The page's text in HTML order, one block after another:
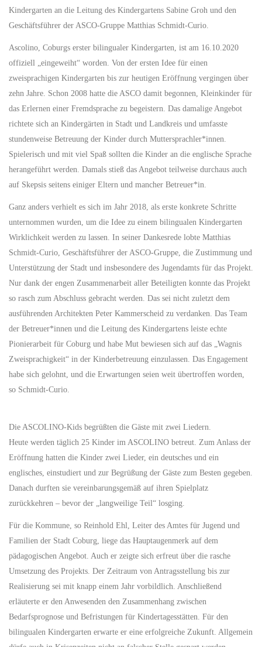
Kindergarten an die Leitung des Kindergartens Sabine Groh und den
Geschäftsführer der ASCO-Gruppe Matthias Schmidt-Curio.
Ascolino, Coburgs erster bilingualer Kindergarten, ist am 16.10.2020
offiziell „eingeweiht“ worden. Von der ersten Idee für einen
zweisprachigen Kindergarten bis zur heutigen Eröffnung vergingen über
zehn Jahre. Schon 2008 hatte die ASCO damit begonnen, Kleinkinder für
das Erlernen einer Fremdsprache zu begeistern. Das damalige Angebot
richtete sich an Kindergärten in Stadt und Landkreis und umfasste
stundenweise Betreuung der Kinder durch Muttersprachler*innen.
Spielerisch und mit viel Spaß sollten die Kinder an die englische Sprache
herangeführt werden. Damals stieß das Angebot teilweise durchaus auch
auf Skepsis seitens einiger Eltern und mancher Betreuer*in.
Ganz anders verhielt es sich im Jahr 2018, als erste konkrete Schritte
unternommen wurden, um die Idee zu einem bilingualen Kindergarten
Wirklichkeit werden zu lassen. In seiner Dankesrede lobte Matthias
Schmidt-Curio, Geschäftsführer der ASCO-Gruppe, die Zustimmung und
Unterstützung der Stadt und insbesondere des Jugendamts für das Projekt.
Nur dank der engen Zusammenarbeit aller Beteiligten konnte das Projekt
so rasch zum Abschluss gebracht werden. Das sei nicht zuletzt dem
ausführenden Architekten Peter Kammerscheid zu verdanken. Das Team
der Betreuer*innen und die Leitung des Kindergartens leiste echte
Pionierarbeit für Coburg und habe Mut bewiesen sich auf das „Wagnis
Zweisprachigkeit“ in der Kinderbetreuung einzulassen. Das Engagement
habe sich gelohnt, und die Erwartungen seien weit übertroffen worden,
so Schmidt-Curio.
Die ASCOLINO-Kids begrüßten die Gäste mit zwei Liedern.
Heute werden täglich 25 Kinder im ASCOLINO betreut. Zum Anlass der
Eröffnung hatten die Kinder zwei Lieder, ein deutsches und ein
englisches, einstudiert und zur Begrüßung der Gäste zum Besten gegeben.
Danach durften sie vereinbarungsgemäß auf ihren Spielplatz
zurückkehren – bevor der „langweilige Teil“ losging.
Für die Kommune, so Reinhold Ehl, Leiter des Amtes für Jugend und
Familien der Stadt Coburg, liege das Hauptaugenmerk auf dem
pädagogischen Angebot. Auch er zeigte sich erfreut über die rasche
Umsetzung des Projekts. Der Zeitraum von Antragsstellung bis zur
Realisierung sei mit knapp einem Jahr vorbildlich. Anschließend
erläuterte er den Anwesenden den Zusammenhang zwischen
Bedarfsprognose und Befristungen für Kindertagesstätten. Für den
bilingualen Kindergarten erwarte er eine erfolgreiche Zukunft. Allgemein